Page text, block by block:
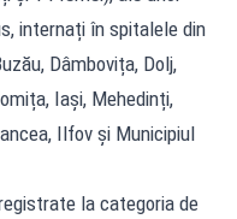
internați în spitalele din
Dâmbovița, Dolj,
Iași, Mehedinți,
Ilfov și Municipiul
la categoria de